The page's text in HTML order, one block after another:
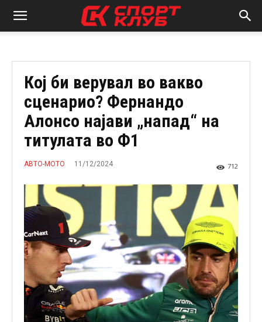
Кој би верувал во вакво
сценарио? Фернандо
Алонсо најави „напад“ на
титулата во Ф1
АВТО-МОТО 11/12/2024 712